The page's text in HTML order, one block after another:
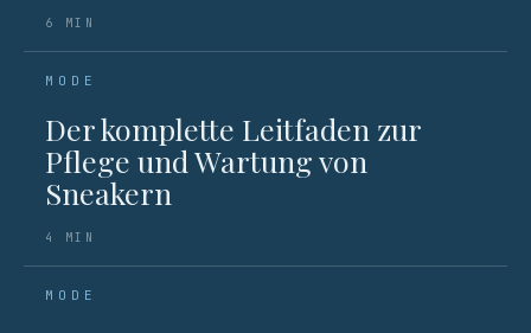
6 MIN
MODE
Der komplette Leitfaden zur
Pflege und Wartung von
Sneakern
4 MIN
MODE